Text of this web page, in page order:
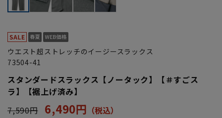
ウエスト超ストレッチのイージースラックス
73504-41
スタンダードスラックス【ノータック】【＃すごス
ラ】【裾上げ済み】
7,590円 6,490円